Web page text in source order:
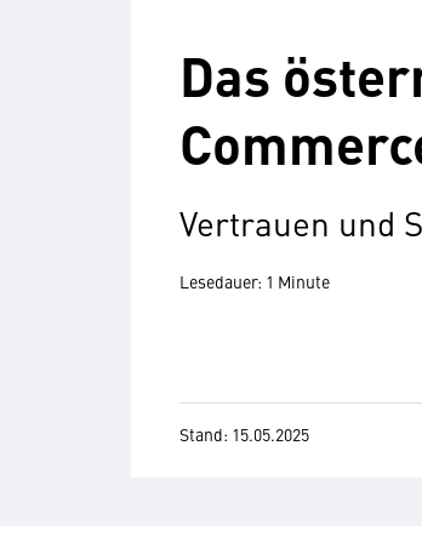
Das
Vertrauen und
Lesedauer: 1 Minute
Stand: 15.05.2025